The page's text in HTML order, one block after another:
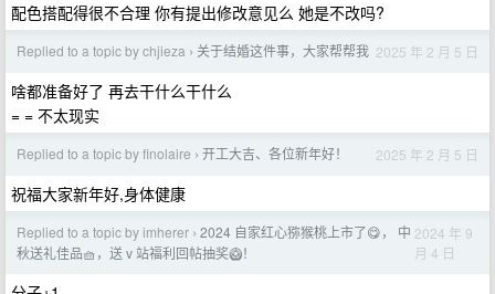
配色搭配得很不合理 你有提出修改意见么 她是不改吗?
Replied to a topic by chjieza › 关于结婚这件事，大家帮帮我 2025 年 2 月 5 日
啥都准备好了 再去干什么干什么
= = 不太现实
Replied to a topic by finolaire › 开工大吉、各位新年好！ 2025 年 2 月 5 日
祝福大家新年好,身体健康
Replied to a topic by imherer › 2024 自家红心猕猴桃上市了😋， 中
秋送礼佳品🧺，送 v 站福利回帖抽奖🥝！
2024 年 9
月 4 日